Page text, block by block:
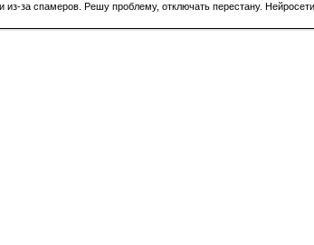
за спамеров. Решу проблему, отключать перестану.